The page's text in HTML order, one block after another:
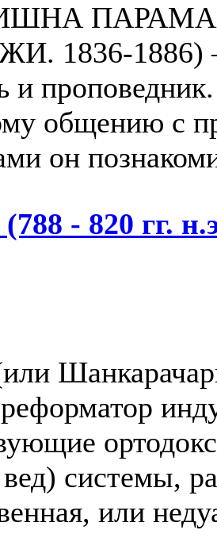
1836-1886)
и
общению с
он
- 820 гг.
вед) системы,
или